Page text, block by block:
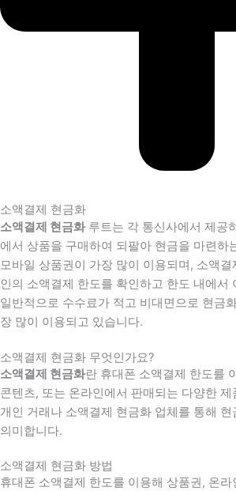
소액결제 현금화
소액결제 현금화루트는 각 통신사에서 제공
에서 상품을 구매하여 되팔아 현금을 마련하
모바일 상품권이 가장 많이 이용되며, 소액
인의 소액결제 한도를 확인하고 한도 내에서
일반적으로 수수료가 적고 비대면으로 현금
장 많이 이용되고 있습니다.
소액결제 현금화 무엇인가요?
소액결제 현금화란 휴대폰 소액결제 한도를
콘텐츠, 또는 온라인에서 판매되는 다양한
개인 거래나 소액결제 현금화 업체를 통해
의미합니다.
소액결제 현금화 방법
휴대폰 소액결제 한도를 이용해 상품권, 온